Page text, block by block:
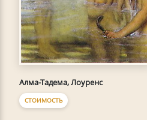
Алма-Тадема, Лоуренс
СТОИМОСТЬ